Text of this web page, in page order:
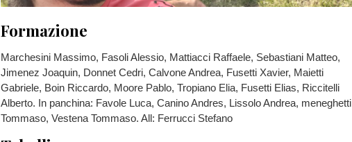
Formazione
Marchesini Massimo, Fasoli Alessio, Mattiacci Raffaele, Sebastiani Matteo,
Jimenez Joaquin, Donnet Cedri, Calvone Andrea, Fusetti Xavier, Maietti
Gabriele, Boin Riccardo, Moore Pablo, Tropiano Elia, Fusetti Elias, Riccitelli
Alberto. In panchina: Favole Luca, Canino Andres, Lissolo Andrea, meneghetti
Tommaso, Vestena Tommaso. All: Ferrucci Stefano